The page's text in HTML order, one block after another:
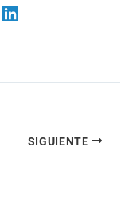
SIGUIENTE